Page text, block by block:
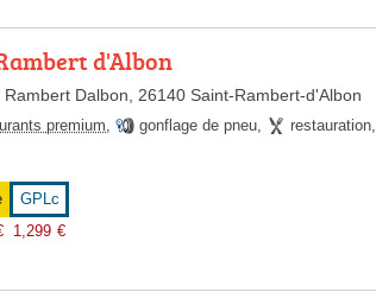
d'Albon
Dalbon, 26140 Saint-Rambert-d'Albon
premium, gonflage de pneu, restauration,
GPLc
1,299 €